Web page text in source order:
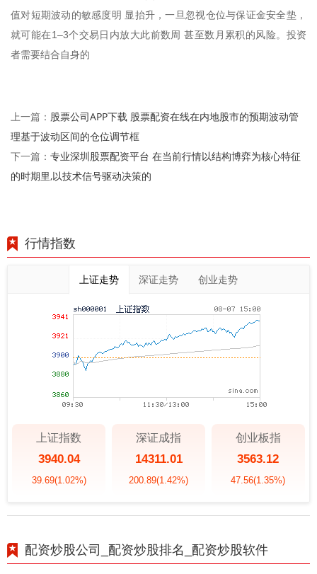
值对短期波动的敏感度明 显抬升，一旦忽视仓位与保证金安全垫，
就可能在1–3个交易日内放大此前数周 甚至数月累积的风险。投资
者需要结合自身的
上一篇： 股票公司APP下载 股票配资在线在内地股市的预期波动管
理基于波动区间的仓位调节框
下一篇： 专业深圳股票配资平台 在当前行情以结构博弈为核心特征
的时期里,以技术信号驱动决策的
行情指数
上证走势 深证走势 创业走势
上证指数
3940.04
39.69(1.02%)
深证成指
14311.01
200.89(1.42%)
创业板指
3563.12
47.56(1.35%)
配资炒股公司_配资炒股排名_配资炒股软件